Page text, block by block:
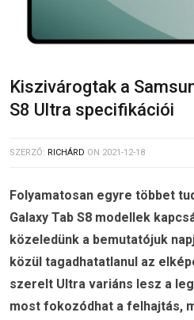
Kiszivárogtak a
S8 Ultra specifikációi
SZERZŐ: RICHÁRD ON 2021-12-18
Folyamatosan egyre többet
Galaxy Tab S8 modellek
közeledünk a bemutatójuk
közül tagadhatatlanul az
szerelt Ultra variáns lesz a
most fokozódhat a felhajtás,